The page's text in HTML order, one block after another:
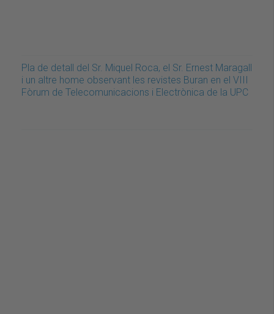
Pla de detall del Sr. Miquel Roca, el Sr. Ernest Maragall
i un altre home observant les revistes Buran en el VIII
Fòrum de Telecomunicacions i Electrònica de la UPC